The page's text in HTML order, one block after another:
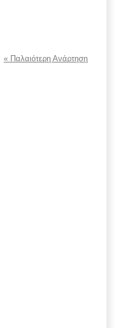
« Παλαιότερη Ανάρτηση